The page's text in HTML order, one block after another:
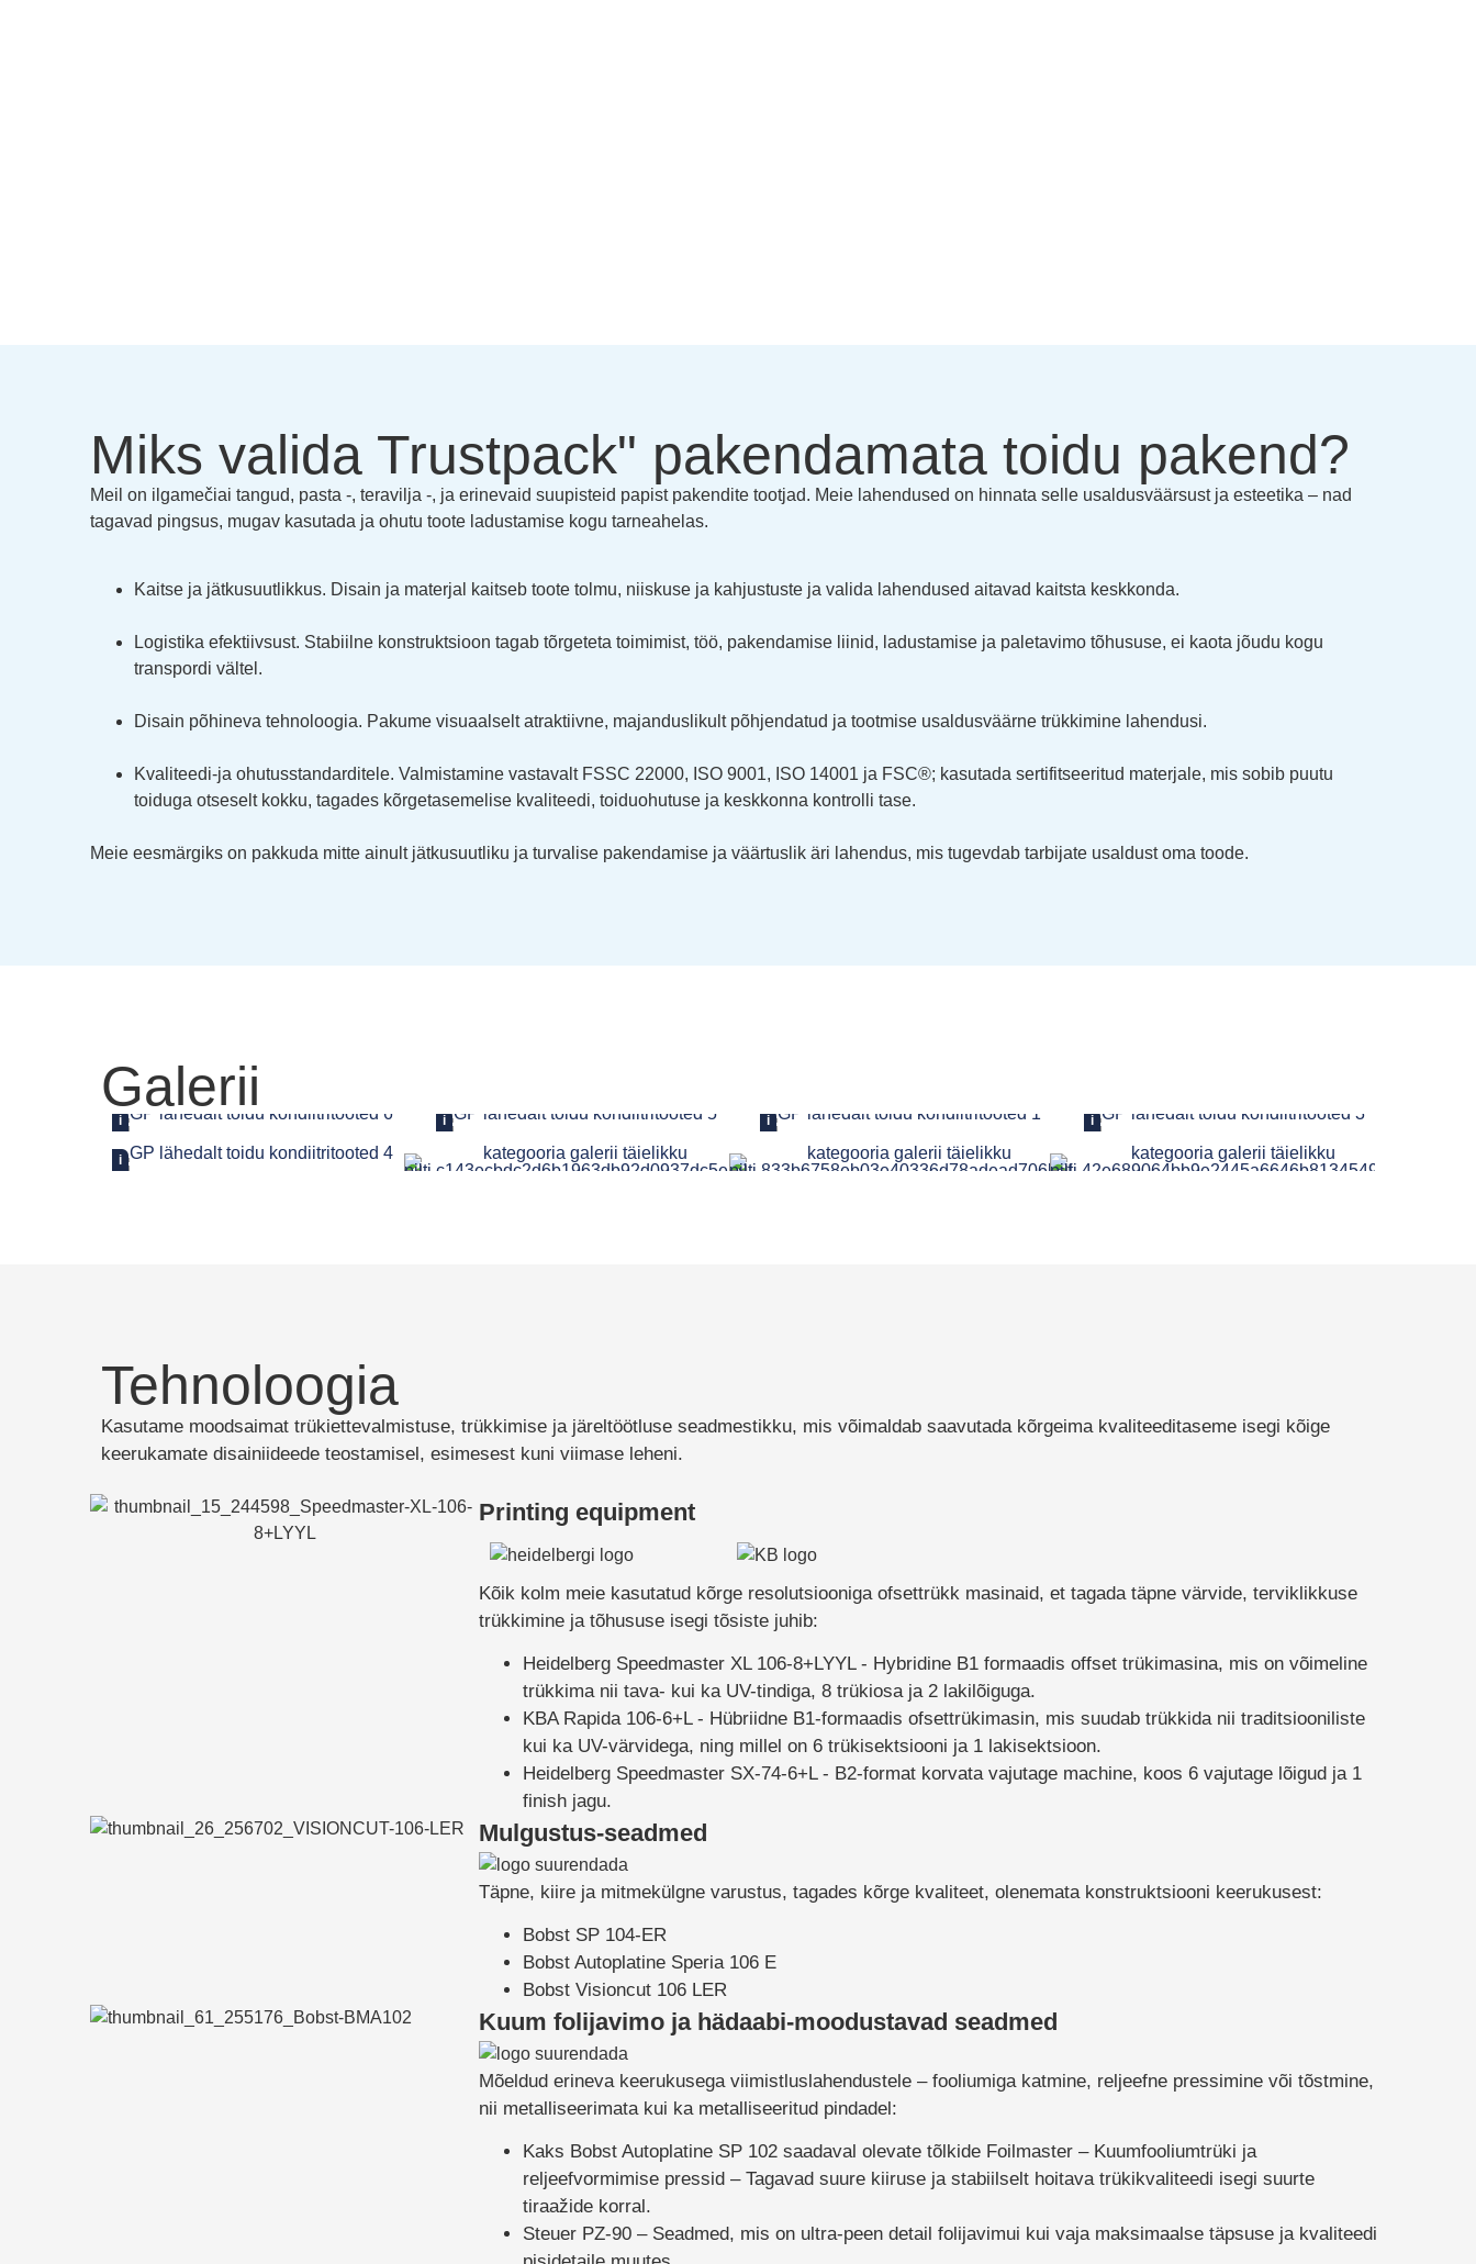
Miks valida Trustpack" pakendamata toidu pakend?
Meil on ilgamečiai tangud, pasta -, teravilja -, ja erinevaid suupisteid papist pakendite tootjad. Meie lahendused on hinnata selle usaldusväärsust ja esteetika – nad
tagavad pingsus, mugav kasutada ja ohutu toote ladustamise kogu tarneahelas.
Kaitse ja jätkusuutlikkus. Disain ja materjal kaitseb toote tolmu, niiskuse ja kahjustuste ja valida lahendused aitavad kaitsta keskkonda.
Logistika efektiivsust. Stabiilne konstruktsioon tagab tõrgeteta toimimist, töö, pakendamise liinid, ladustamise ja paletavimo tõhususe, ei kaota jõudu kogu
transpordi vältel.
Disain põhineva tehnoloogia. Pakume visuaalselt atraktiivne, majanduslikult põhjendatud ja tootmise usaldusväärne trükkimine lahendusi.
Kvaliteedi-ja ohutusstandarditele. Valmistamine vastavalt FSSC 22000, ISO 9001, ISO 14001 ja FSC®; kasutada sertifitseeritud materjale, mis sobib puutu
toiduga otseselt kokku, tagades kõrgetasemelise kvaliteedi, toiduohutuse ja keskkonna kontrolli tase.
Meie eesmärgiks on pakkuda mitte ainult jätkusuutliku ja turvalise pakendamise ja väärtuslik äri lahendus, mis tugevdab tarbijate usaldust oma toode.
Galerii
i i i i
i
Tehnoloogia
Kasutame moodsaimat trükiettevalmistuse, trükkimise ja järeltöötluse seadmestikku, mis võimaldab saavutada kõrgeima kvaliteeditaseme isegi kõige
keerukamate disainiideede teostamisel, esimesest kuni viimase leheni.
Printing equipment
Kõik kolm meie kasutatud kõrge resolutsiooniga ofsettrükk masinaid, et tagada täpne värvide, terviklikkuse
trükkimine ja tõhususe isegi tõsiste juhib:
Heidelberg Speedmaster XL 106-8+LYYL - Hybridine B1 formaadis offset trükimasina, mis on võimeline
trükkima nii tava- kui ka UV-tindiga, 8 trükiosa ja 2 lakilõiguga.
KBA Rapida 106-6+L - Hübriidne B1-formaadis ofsettrükimasin, mis suudab trükkida nii traditsiooniliste
kui ka UV-värvidega, ning millel on 6 trükisektsiooni ja 1 lakisektsioon.
Heidelberg Speedmaster SX-74-6+L - B2-format korvata vajutage machine, koos 6 vajutage lõigud ja 1
finish jagu.
Mulgustus-seadmed
Täpne, kiire ja mitmekülgne varustus, tagades kõrge kvaliteet, olenemata konstruktsiooni keerukusest:
Bobst SP 104-ER
Bobst Autoplatine Speria 106 E
Bobst Visioncut 106 LER
Kuum folijavimo ja hädaabi-moodustavad seadmed
Mõeldud erineva keerukusega viimistluslahendustele – fooliumiga katmine, reljeefne pressimine või tõstmine,
nii metalliseerimata kui ka metalliseeritud pindadel:
Kaks Bobst Autoplatine SP 102 saadaval olevate tõlkide Foilmaster – Kuumfooliumtrüki ja
reljeefvormimise pressid – Tagavad suure kiiruse ja stabiilselt hoitava trükikvaliteedi isegi suurte
tiraažide korral.
Steuer PZ-90 – Seadmed, mis on ultra-peen detail folijavimui kui vaja maksimaalse täpsuse ja kvaliteedi